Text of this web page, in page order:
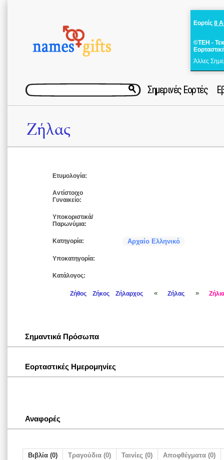
Εορτές 8
©ΤΕΗ -
Άλλες
Σημερινές Εορτές
Ζήλας
Ετυμολογία:
Αντίστοιχο
Γυναικείο:
Υποκοριστικά/
Παρωνύμια:
Κατηγορία: Αρχαίο Ελληνικό
Υποκατηγορία:
Κατάλογος:
Ζήθος Ζήκος Ζήλαρχος « Ζήλας » Ζήλια
Σημαντικά Πρόσωπα
Εορταστικές Ημερομηνίες
Αναφορές
Βιβλία (0) Τραγούδια (0) Ταινίες (0) Αποφθέγματα (0)